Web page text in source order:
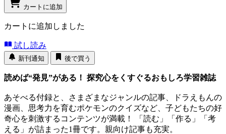
カートに追加
カートに追加しました
試し読み
新刊通知 後で買う
読めば“発見”がある！ 探究心をくすぐるおもしろ学習雑誌
あそべる付録と、さまざまなジャンルの記事、ドラえもんの
漫画、思考力を育むポケモンのクイズなど、子どもたちの好
奇心を刺激するコンテンツが満載！ 「読む」「作る」「考
える」が詰まった1冊です。親向け記事も充実。